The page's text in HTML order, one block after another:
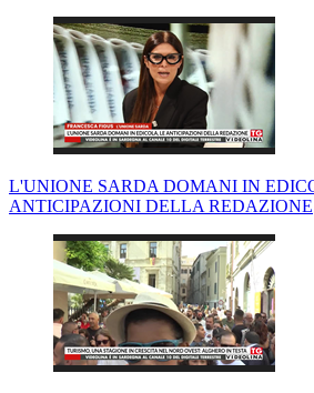
L'UNIONE SARDA DOMANI IN
ANTICIPAZIONI DELLA REDAZIONE